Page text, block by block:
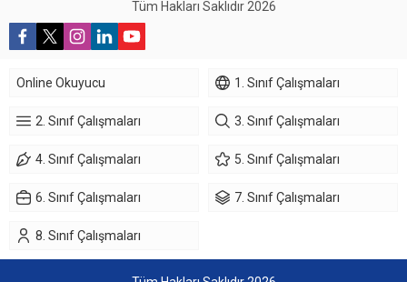
Tüm Hakları Saklıdır 2026
Online Okuyucu 1. Sınıf Çalışmaları
2. Sınıf Çalışmaları 3. Sınıf Çalışmaları
4. Sınıf Çalışmaları 5. Sınıf Çalışmaları
6. Sınıf Çalışmaları 7. Sınıf Çalışmaları
8. Sınıf Çalışmaları